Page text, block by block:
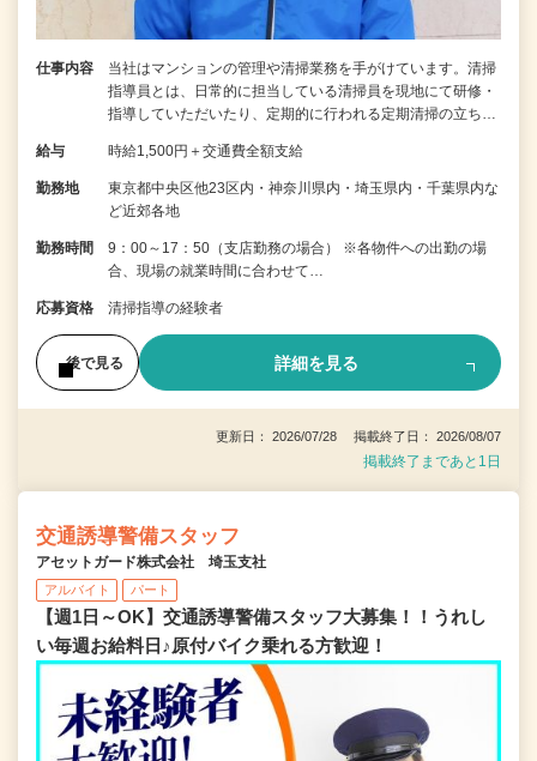
仕事内容
当社はマンションの管理や清掃業務を手がけています。清掃
指導員とは、日常的に担当している清掃員を現地にて研修・
指導していただいたり、定期的に行われる定期清掃の立ち…
給与 時給1,500円＋交通費全額支給
勤務地
東京都中央区他23区内・神奈川県内・埼玉県内・千葉県内な
ど近郊各地
勤務時間
9：00～17：50（支店勤務の場合） ※各物件への出勤の場
合、現場の就業時間に合わせて…
応募資格 清掃指導の経験者
後で見る 詳細を見る
更新日： 2026/07/28 掲載終了日： 2026/08/07
掲載終了まであと1日
交通誘導警備スタッフ
アセットガード株式会社 埼玉支社
アルバイト パート
【週1日～OK】交通誘導警備スタッフ大募集！！うれし
い毎週お給料日♪原付バイク乗れる方歓迎！